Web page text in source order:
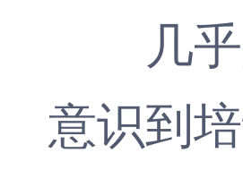
几乎
意识到